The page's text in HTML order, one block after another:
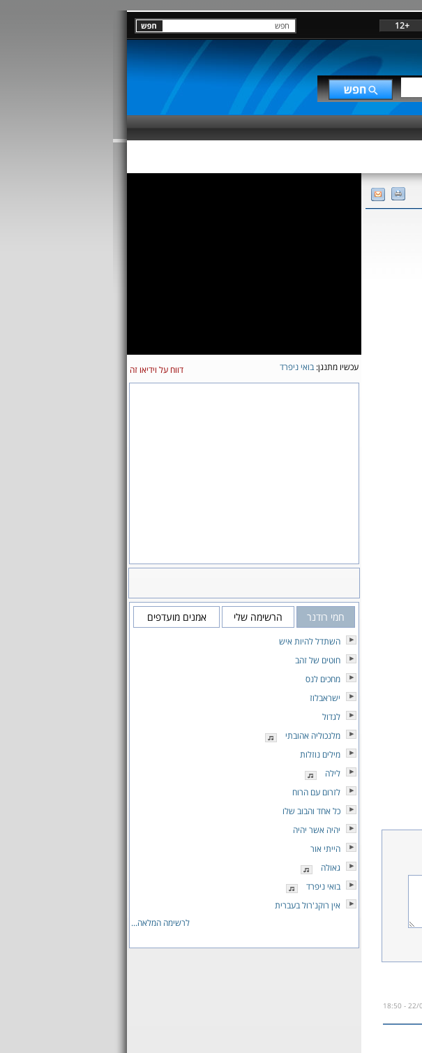
+12
22/
עכשיו מתנגן: בואי ניפרד דווח על וידיאו זה
חמי רודנר הרשימה שלי אמנים מועדפים
השתדל להיות איש
חוטים של זהב
מחכים לנס
ישראבלוז
לגדול
מלנכוליה אהובתי
מילים נוזלות
לילה
לזרום עם הרוח
כל אחד והבוב שלו
יהיה אשר יהיה
הייתי אור
גאולה
בואי ניפרד
אין רוקנ'רול בעברית
לרשימה המלאה...